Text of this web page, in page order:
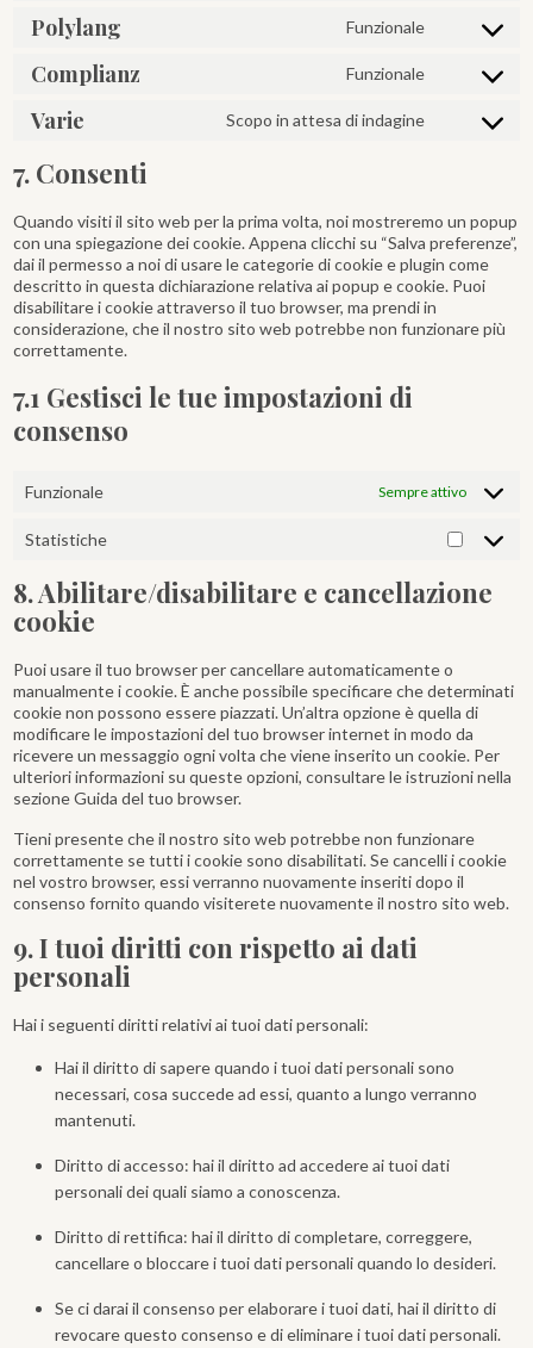
service
Polylang Funzionale
Consent
service
Complianz Funzionale
Consent
service
Varie Scopo in attesa di indagine
Consent
7. Consenti
Quando visiti il sito web per la prima volta, noi mostreremo un popup
con una spiegazione dei cookie. Appena clicchi su “Salva preferenze”,
dai il permesso a noi di usare le categorie di cookie e plugin come
descritto in questa dichiarazione relativa ai popup e cookie. Puoi
disabilitare i cookie attraverso il tuo browser, ma prendi in
considerazione, che il nostro sito web potrebbe non funzionare più
correttamente.
7.1 Gestisci le tue impostazioni di
consenso
Funzionale Sempre attivo
Statistiche
8. Abilitare/disabilitare e cancellazione
cookie
Puoi usare il tuo browser per cancellare automaticamente o
manualmente i cookie. È anche possibile specificare che determinati
cookie non possono essere piazzati. Un’altra opzione è quella di
modificare le impostazioni del tuo browser internet in modo da
ricevere un messaggio ogni volta che viene inserito un cookie. Per
ulteriori informazioni su queste opzioni, consultare le istruzioni nella
sezione Guida del tuo browser.
Tieni presente che il nostro sito web potrebbe non funzionare
correttamente se tutti i cookie sono disabilitati. Se cancelli i cookie
nel vostro browser, essi verranno nuovamente inseriti dopo il
consenso fornito quando visiterete nuovamente il nostro sito web.
9. I tuoi diritti con rispetto ai dati
personali
Hai i seguenti diritti relativi ai tuoi dati personali:
Hai il diritto di sapere quando i tuoi dati personali sono
necessari, cosa succede ad essi, quanto a lungo verranno
mantenuti.
Diritto di accesso: hai il diritto ad accedere ai tuoi dati
personali dei quali siamo a conoscenza.
Diritto di rettifica: hai il diritto di completare, correggere,
cancellare o bloccare i tuoi dati personali quando lo desideri.
Se ci darai il consenso per elaborare i tuoi dati, hai il diritto di
revocare questo consenso e di eliminare i tuoi dati personali.